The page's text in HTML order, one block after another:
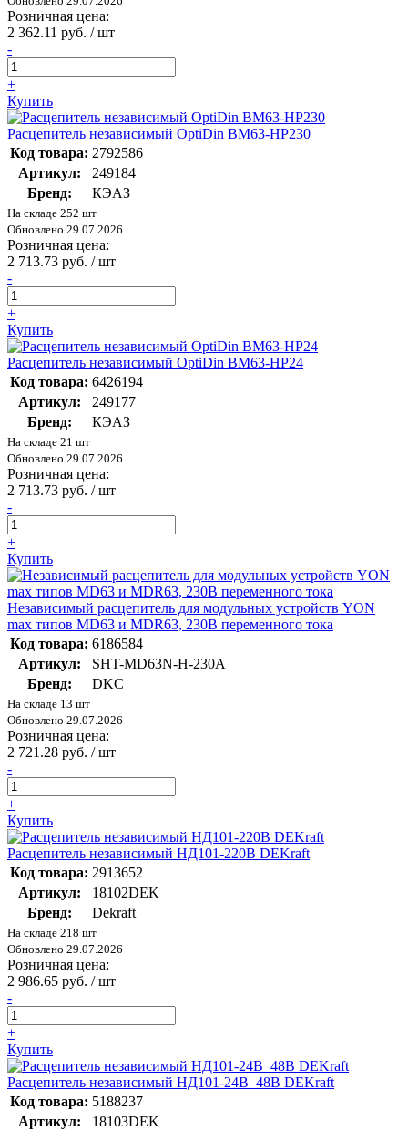
Розничная цена:
2 362.11 руб. / шт
-
+
Купить
Расцепитель независимый OptiDin BM63-НР230
Код товара: 2792586
Артикул:
249184
Бренд:
КЭАЗ
На складе 252 шт
Обновлено 29.07.2026
Розничная цена:
2 713.73 руб. / шт
-
+
Купить
Расцепитель независимый OptiDin BM63-НР24
Код товара: 6426194
Артикул:
249177
Бренд:
КЭАЗ
На складе 21 шт
Обновлено 29.07.2026
Розничная цена:
2 713.73 руб. / шт
-
+
Купить
Независимый расцепитель для модульных устройств YON
max типов MD63 и MDR63, 230В переменного тока
Код товара: 6186584
Артикул:
SHT-MD63N-H-230A
Бренд:
DKC
На складе 13 шт
Обновлено 29.07.2026
Розничная цена:
2 721.28 руб. / шт
-
+
Купить
Расцепитель независимый НД101-220B DEKraft
Код товара: 2913652
Артикул:
18102DEK
Бренд:
Dekraft
На складе 218 шт
Обновлено 29.07.2026
Розничная цена:
2 986.65 руб. / шт
-
+
Купить
Расцепитель независимый НД101-24B_48В DEKraft
Код товара: 5188237
Артикул:
18103DEK